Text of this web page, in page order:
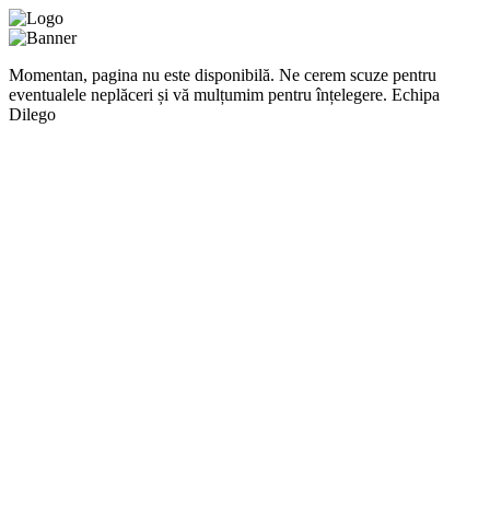
Momentan, pagina nu este disponibilă. Ne cerem scuze pentru
eventualele neplăceri și vă mulțumim pentru înțelegere. Echipa
Dilego